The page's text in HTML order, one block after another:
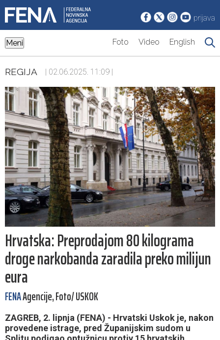
prijava
Meni Foto Video English
REGIJA | 02.06.2025. 11:09 |
Hrvatska: Preprodajom 80 kilograma
droge narkobanda zaradila preko milijun
eura
FENAAgencije, Foto/ USKOK
ZAGREB, 2. lipnja (FENA) - Hrvatski Uskok je, nakon
provedene istrage, pred Županijskim sudom u